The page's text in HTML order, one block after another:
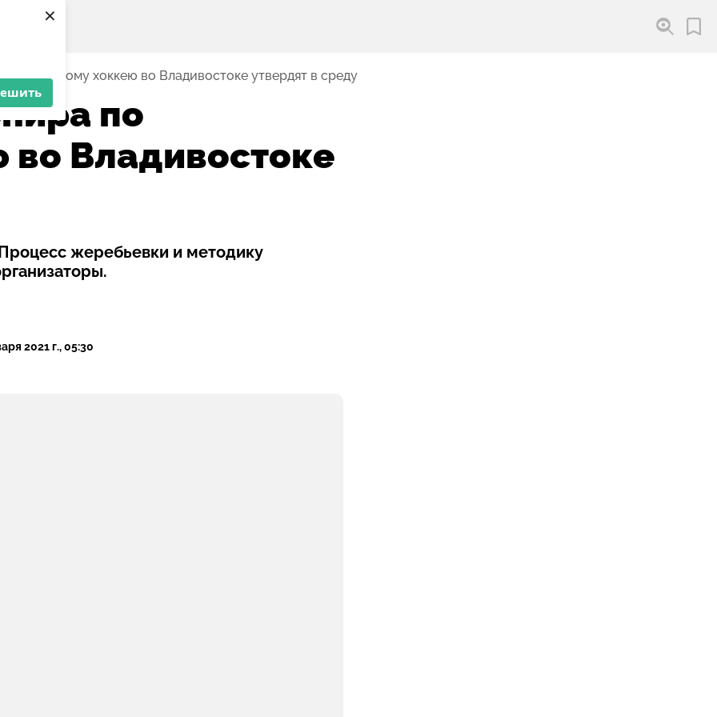
×
по дворовому хоккею во Владивостоке утвердят в среду
по
Владивостоке
жеребьевки и методику
2021 г., 05:30